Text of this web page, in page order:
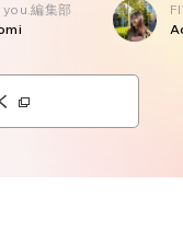
you.編集部